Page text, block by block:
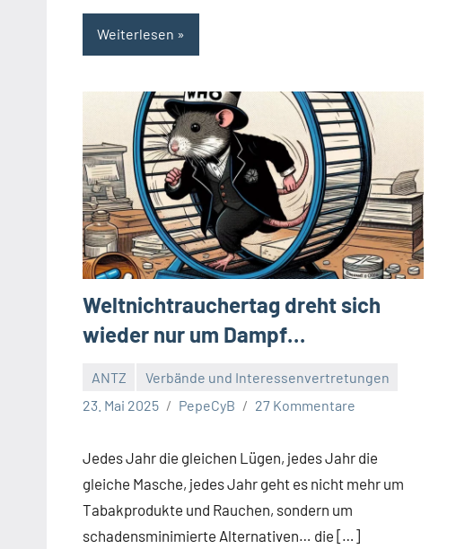
Weiterlesen
Weltnichtrauchertag dreht sich
wieder nur um Dampf…
ANTZ
Verbände und Interessenvertretungen
23. Mai 2025
PepeCyB 27 Kommentare
Jedes Jahr die gleichen Lügen, jedes Jahr die
gleiche Masche, jedes Jahr geht es nicht mehr um
Tabakprodukte und Rauchen, sondern um
schadensminimierte Alternativen… die […]